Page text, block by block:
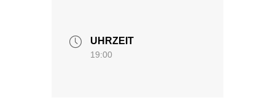
UHRZEIT
19:00